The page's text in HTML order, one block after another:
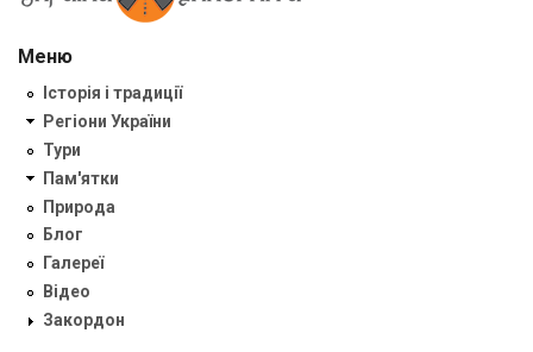
Меню
Історія і традиції
Регіони України
Тури
Пам'ятки
Природа
Блог
Галереї
Відео
Закордон